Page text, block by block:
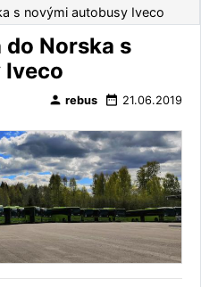
s novými autobusy Iveco
Norska s
person rebus date_range 21.06.2019